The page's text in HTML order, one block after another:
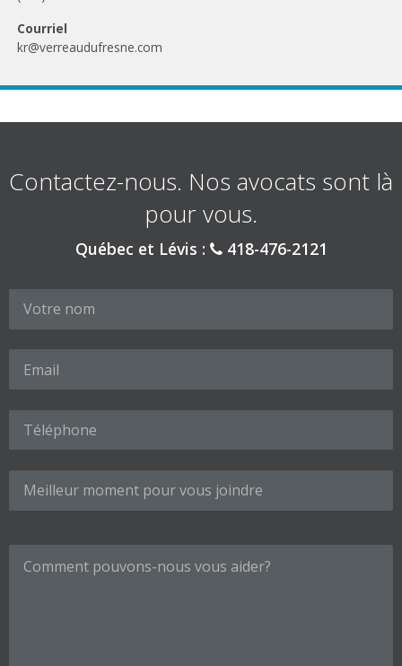
Courriel
kr@verreaudufresne.com
Contactez-nous. Nos avocats sont là
pour vous.
Québec et Lévis : 418-476-2121